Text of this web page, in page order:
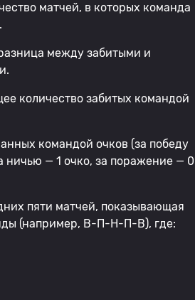
матчей, в которых команда
между забитыми и
количество забитых командой
командой очков (за победу
ничью — 1 очко, за поражение — 0
пяти матчей, показывающая
(например, В-П-Н-П-В), где: